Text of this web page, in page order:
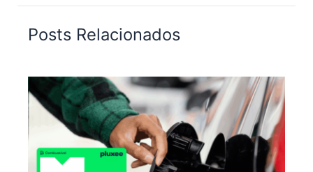
Posts Relacionados